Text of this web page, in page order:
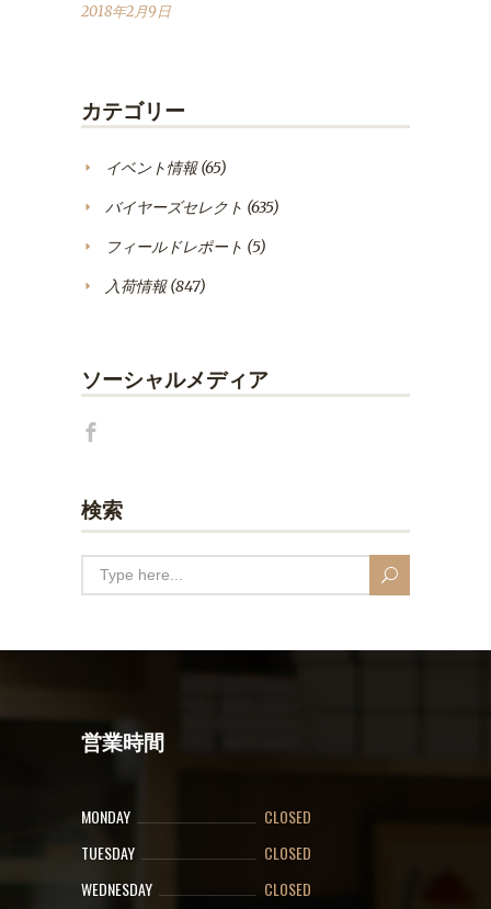
2018年2月9日
カテゴリー
イベント情報(65)
バイヤーズセレクト (635)
フィールドレポート (5)
入荷情報(847)
ソーシャルメディア
検索
営業時間
MONDAY
CLOSED
TUESDAY
CLOSED
WEDNESDAY
CLOSED